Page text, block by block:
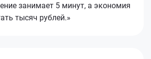
занимает 5 минут, а экономия
тысяч рублей.»